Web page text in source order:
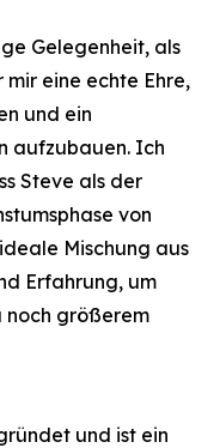
Gelegenheit, als
mir eine echte Ehre,
und ein
aufzubauen. Ich
Steve als der
von
Mischung aus
Erfahrung, um
noch größerem
und ist ein